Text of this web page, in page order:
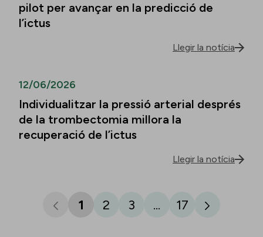
pilot per avançar en la predicció de
l’ictus
Llegir la notícia
12/06/2026
Individualitzar la pressió arterial després
de la trombectomia millora la
recuperació de l’ictus
Llegir la notícia
1 2 3 ... 17